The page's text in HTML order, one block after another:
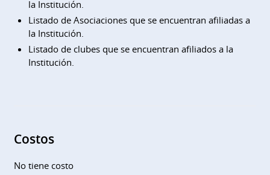
la Institución.
Listado de Asociaciones que se encuentran afiliadas a
la Institución.
Listado de clubes que se encuentran afiliados a la
Institución.
Costos
No tiene costo